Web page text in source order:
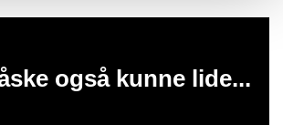
også kunne lide...